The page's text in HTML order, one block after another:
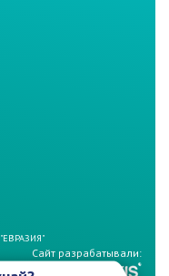
Сайт разрабатывали: